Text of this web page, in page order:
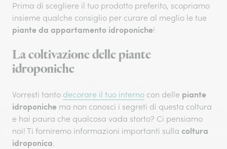
Prima di scegliere il tuo prodotto preferito, scopriamo
insieme qualche consiglio per curare al meglio le tue
piante da appartamento idroponiche!
La coltivazione delle piante
idroponiche
Vorresti tanto decorare il tuo interno con delle piante
idroponiche ma non conosci i segreti di questa coltura
e hai paura che qualcosa vada storto? Ci pensiamo
noi! Ti forniremo informazioni importanti sulla coltura
idroponica.